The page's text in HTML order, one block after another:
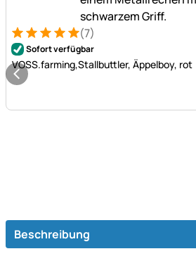
Bewertung: 5 von 5 (7 Bewertungen)
7 Bewertungen(7)
Sofort verfügbar
VOSS.farming,Stallbuttler, Äppelboy, rot
Beschreibung